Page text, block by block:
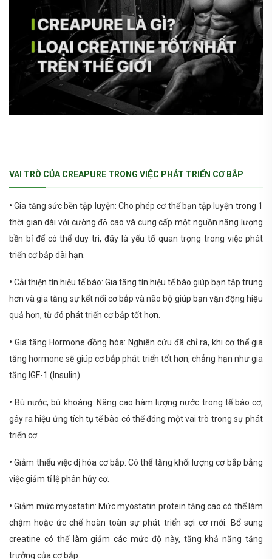
VAI TRÒ CỦA CREAPURE TRONG VIỆC PHÁT TRIỂN CƠ BẮP
•Gia tăng sức bền tập luyện: Cho phép cơ thể bạn tập luyện trong 1
thời gian dài với cường độ cao và cung cấp một nguồn năng lượng
bền bỉ để có thể duy trì, đây là yếu tố quan trọng trong việc phát
triển cơ bắp dài hạn.
• Cải thiện tín hiệu tế bào: Gia tăng tín hiệu tế bào giúp bạn tập trung
hơn và gia tăng sự kết nối cơ bắp và não bộ giúp bạn vận động hiệu
quả hơn, từ đó phát triển cơ bắp tốt hơn.
• Gia tăng Hormone đồng hóa: Nghiên cứu đã chỉ ra, khi cơ thể gia
tăng hormone sẽ giúp cơ bắp phát triển tốt hơn, chẳng hạn như gia
tăng IGF-1 (Insulin).
• Bù nước, bù khoáng: Nâng cao hàm lượng nước trong tế bào cơ,
gây ra hiệu ứng tích tụ tế bào có thể đóng một vai trò trong sự phát
triển cơ.
•Giảm thiểu việc dị hóa cơ bắp: Có thể tăng khối lượng cơ bắp bằng
việc giảm tỉ lệ phân hủy cơ.
•Giảm mức myostatin: Mức myostatin protein tăng cao có thể làm
chậm hoặc ức chế hoàn toàn sự phát triển sợi cơ mới. Bổ sung
creatine có thể làm giảm các mức độ này, tăng khả năng tăng
trưởng của cơ bắp.